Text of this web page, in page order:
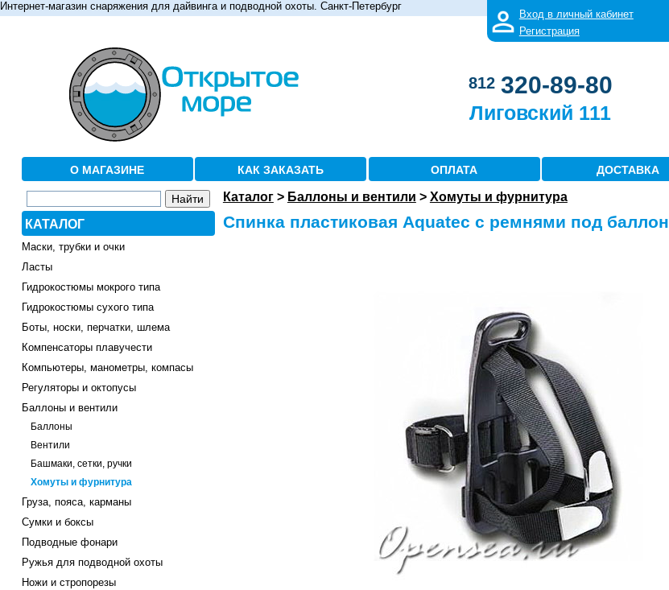
Интернет-магазин снаряжения для дайвинга и подводной охоты. Санкт-Петербург
Вход в личный кабинет
Регистрация
812 320-89-80
Лиговский 111
О МАГАЗИНЕ КАК ЗАКАЗАТЬ ОПЛАТА ДОСТАВКА
КАТАЛОГ
Маски, трубки и очки
Ласты
Гидрокостюмы мокрого типа
Гидрокостюмы сухого типа
Боты, носки, перчатки, шлема
Компенсаторы плавучести
Компьютеры, манометры, компасы
Регуляторы и октопусы
Баллоны и вентили
Баллоны
Вентили
Башмаки, сетки, ручки
Хомуты и фурнитура
Груза, пояса, карманы
Сумки и боксы
Подводные фонари
Ружья для подводной охоты
Ножи и стропорезы
Каталог> Баллоны и вентили > Хомуты и фурнитура
Спинка пластиковая Aquatec с ремнями под баллон